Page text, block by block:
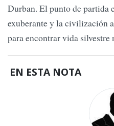
Durban. El punto de partida
exuberante y la civilización
para encontrar vida silvestre
EN ESTA NOTA